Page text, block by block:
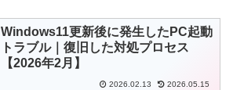
Windows11更新後に発生したPC起動
トラブル｜復旧した対処プロセス
【2026年2月】
2026.02.13 2026.05.15